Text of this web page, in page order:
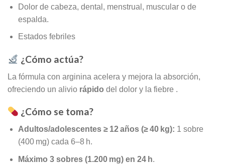
Dolor de cabeza, dental, menstrual, muscular o de
espalda.
Estados febriles
¿Cómo actúa?
La fórmula con arginina acelera y mejora la absorción,
ofreciendo un alivio rápido del dolor y la fiebre .
¿Cómo se toma?
Adultos/adolescentes ≥ 12 años (≥ 40 kg): 1 sobre
(400 mg) cada 6–8 h.
Máximo 3 sobres (1.200 mg) en 24 h.